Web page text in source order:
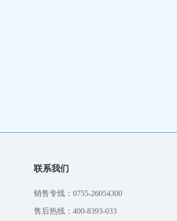
联系我们
销售专线：0755-26054300
售后热线：400-8393-033